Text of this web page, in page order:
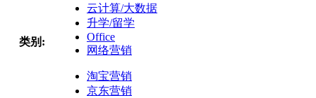
类别:
云计算/大数据
升学/留学
Office
网络营销
淘宝营销
京东营销